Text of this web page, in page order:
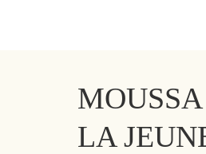
LA